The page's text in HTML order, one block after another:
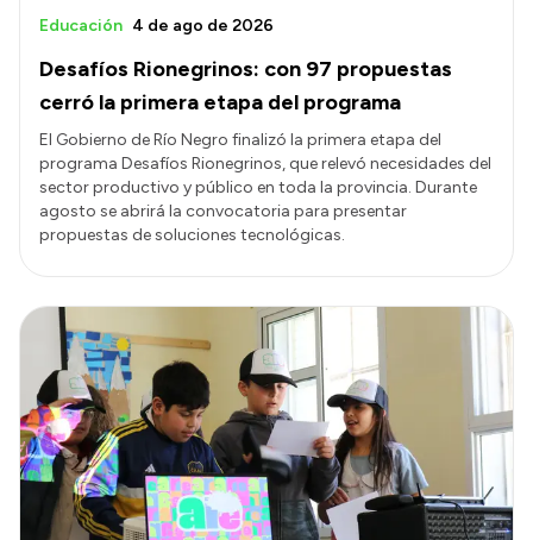
Desafíos Rionegrinos: con 97 propuestas
cerró la primera etapa del programa
Educación 4 de ago de 2026
El Gobierno de Río Negro finalizó la primera etapa del
programa Desafíos Rionegrinos, que relevó necesidades del
sector productivo y público en toda la provincia. Durante
agosto se abrirá la convocatoria para presentar
propuestas de soluciones tecnológicas.